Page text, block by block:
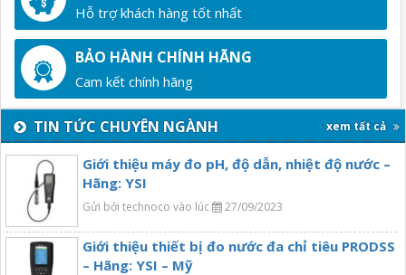
Hỗ trợ khách hàng tốt nhất
BẢO HÀNH CHÍNH HÃNG
Cam kết chính hãng
TIN TỨC CHUYÊN NGÀNH xem tất cả
Giới thiệu máy đo pH, độ dẫn, nhiệt độ nước –
Hãng: YSI
Gửi bởi technoco vào lúc 27/09/2023
Giới thiệu thiết bị đo nước đa chỉ tiêu PRODSS
– Hãng: YSI – Mỹ